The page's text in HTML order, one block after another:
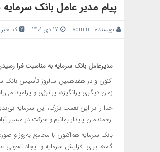
پیام مدیر عامل بانک
نویسنده : admin کد خبر 177862
مدیرعامل بانک سرمایه به مناسبت فرا
اکنون و در هفدهمین سالروز تأسیس بانک
زمان دیگری پرانگیزه، پرانرژی و پرامید
خدا را بر این نعمت بزرگ، این سرمایه
ارجمندمان پایدار بمانیم و حرکت در مسیر
بانک سرمایه هم‌اکنون با مجامع به‌روز و
گام‌ها برای افزایش سرمایه و ایجاد تحولی